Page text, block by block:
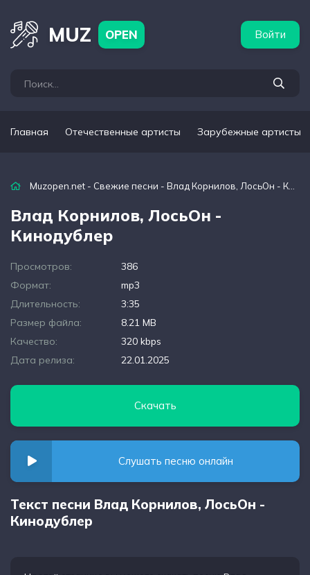
MUZ OPEN Войти
Главная Отечественные артисты Зарубежные артисты
Muzopen.net - Свежие песни - Влад Корнилов, ЛосьОн - Кинодублер
Влад Корнилов, ЛосьОн -
Кинодублер
Просмотров:
386
Формат:
mp3
Длительность:
3:35
Размер файла:
8.21 MB
Качество:
320 kbps
Дата релиза:
22.01.2025
Скачать
Слушать песню онлайн
Текст песни Влад Корнилов, ЛосьОн -
Кинодублер
артисты Популярные подборки